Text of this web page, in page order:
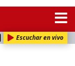
Escuchar en vivo